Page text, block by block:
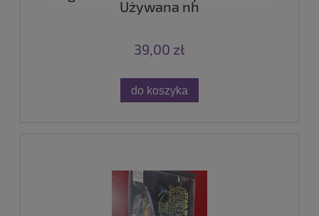
Używana nh
39,00 zł
do koszyka